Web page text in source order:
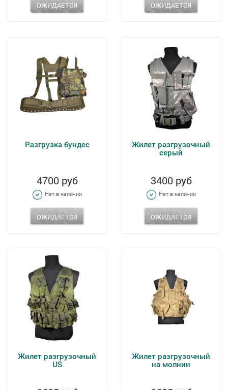
ОЖИДАЕТСЯ ОЖИДАЕТСЯ
Разгрузка бундес
4700 руб
Нет в наличии
ОЖИДАЕТСЯ
Жилет разгрузочный
серый
3400 руб
Нет в наличии
ОЖИДАЕТСЯ
Жилет разгрузочный
US
Жилет разгрузочный
на молнии